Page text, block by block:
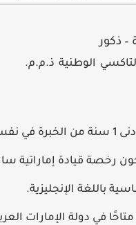
– ذكور
الوطنية ذ.م.م.
رخصة قيادة إماراتية
باللغة الإنجليزية.
في دولة الإمارات